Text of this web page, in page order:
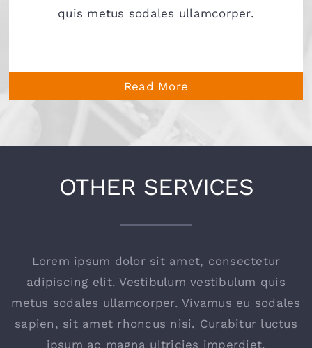
quis metus sodales ullamcorper.
Read More
OTHER SERVICES
Lorem ipsum dolor sit amet, consectetur
adipiscing elit. Vestibulum vestibulum quis
metus sodales ullamcorper. Vivamus eu sodales
sapien, sit amet rhoncus nisi. Curabitur luctus
ipsum ac magna ultricies imperdiet.